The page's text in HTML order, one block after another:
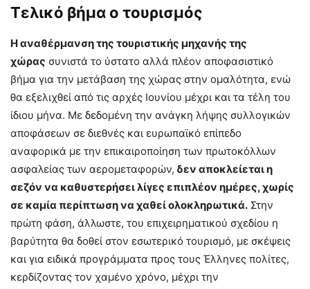
Τελικό βήμα ο τουρισμός
Η αναθέρμανση της τουριστικής μηχανής της
χώρας συνιστά το ύστατο αλλά πλέον αποφασιστικό
βήμα για την μετάβαση της χώρας στην ομαλότητα, ενώ
θα εξελιχθεί από τις αρχές Ιουνίου μέχρι και τα τέλη του
ίδιου μήνα. Με δεδομένη την ανάγκη λήψης συλλογικών
αποφάσεων σε διεθνές και ευρωπαϊκό επίπεδο
αναφορικά με την επικαιροποίηση των πρωτοκόλλων
ασφαλείας των αερομεταφορών, δεν αποκλείεται η
σεζόν να καθυστερήσει λίγες επιπλέον ημέρες, χωρίς
σε καμία περίπτωση να χαθεί ολοκληρωτικά. Στην
πρώτη φάση, άλλωστε, του επιχειρηματικού σχεδίου η
βαρύτητα θα δοθεί στον εσωτερικό τουρισμό, με σκέψεις
και για ειδικά προγράμματα προς τους Έλληνες πολίτες,
κερδίζοντας τον χαμένο χρόνο, μέχρι την